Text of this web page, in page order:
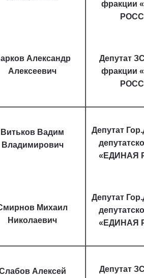
Александр
Алексеевич
фракции
Депутат
фракции
Витьков Вадим
Владимирович
Михаил
Николаевич
Депутат
«ЕДИНАЯ
Депутат
«ЕДИНАЯ
Алексей
Депутат